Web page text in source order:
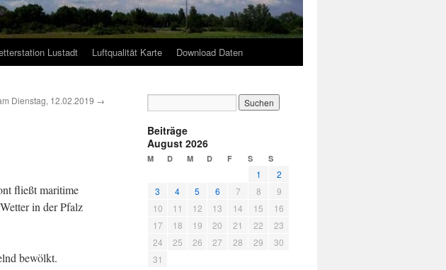
Lustadt Luftqualität Karte Download Daten
Dienstag, 12.02.2019 →
fließt maritime
in der Pfalz
bewölkt.
Beiträge
August 2026
M D M D F S S
1
2
3
4 5 6 7 8
9
10
11 12 13 14 15
16
17
18 19 20 21 22
23
24
25 26 27 28 29
30
31